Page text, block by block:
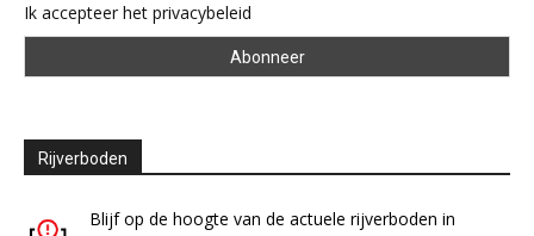
Ik accepteer het privacybeleid
Rijverboden
Blijf op de hoogte van de actuele rijverboden in